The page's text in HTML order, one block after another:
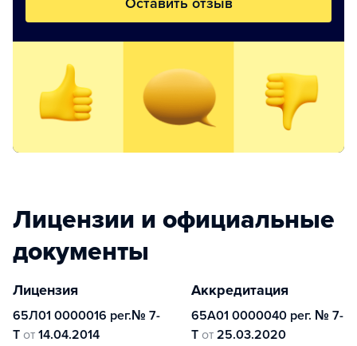
Лицензии и официальные
документы
Лицензия
65Л01 0000016 рег.№ 7-
Т от 14.04.2014
Аккредитация
65А01 0000040 рег. № 7-
Т от 25.03.2020